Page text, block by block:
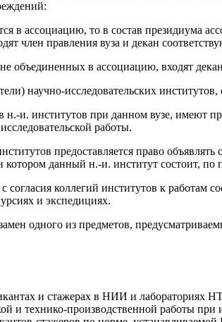
в ассоциацию, то в состав президиума
член правления вуза и декан
объединенных в ассоциацию, входят
научно-исследовательских
и. институтов при данном вузе, имеют
работы.
предоставляется право
данный н.-и. институт состоит,
коллегий институтов к работам
и экспедициях.
одного из предметов,
и стажерах в НИИ и лабораториях
и технико-производственной работы